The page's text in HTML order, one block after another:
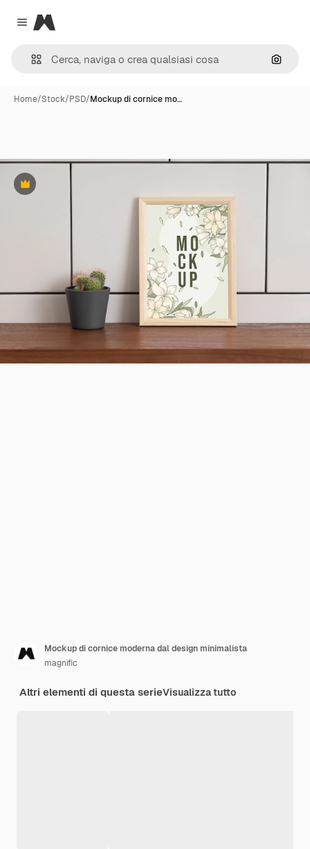
Close menu
Magnific
Cerca
Home/Stock/PSD/Mockup di cornice mo…
Premium
Mockup di cornice moderna dal design minimalista
magnific
Altri elementi di questa serieVisualizza tutto